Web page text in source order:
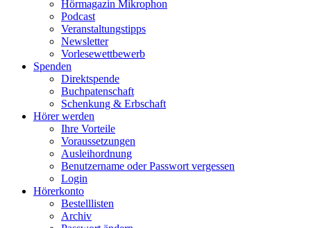
Hörmagazin Mikrophon
Podcast
Veranstaltungstipps
Newsletter
Vorlesewettbewerb
Spenden
Direktspende
Buchpatenschaft
Schenkung & Erbschaft
Hörer werden
Ihre Vorteile
Voraussetzungen
Ausleihordnung
Benutzername oder Passwort vergessen
Login
Hörerkonto
Bestelllisten
Archiv